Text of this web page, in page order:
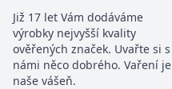
Již 17 let Vám dodáváme
výrobky nejvyšší kvality
ověřených značek. Uvařte si s
námi něco dobrého. Vaření je
naše vášeň.